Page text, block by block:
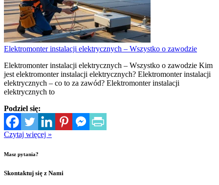
Elektromonter instalacji elektrycznych – Wszystko o zawodzie
Elektromonter instalacji elektrycznych – Wszystko o zawodzie Kim
jest elektromonter instalacji elektrycznych? Elektromonter instalacji
elektrycznych – co to za zawód? Elektromonter instalacji
elektrycznych to
Podziel się:
Czytaj więcej »
Masz pytania?
Skontaktuj się z Nami